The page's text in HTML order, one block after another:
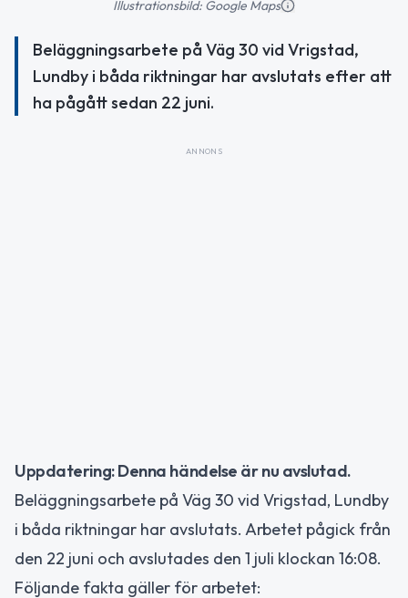
Illustrationsbild: Google Maps
Beläggningsarbete på Väg 30 vid Vrigstad,
Lundby i båda riktningar har avslutats efter att
ha pågått sedan 22 juni.
ANNONS
Uppdatering: Denna händelse är nu avslutad.
Beläggningsarbete på Väg 30 vid Vrigstad, Lundby
i båda riktningar har avslutats. Arbetet pågick från
den 22 juni och avslutades den 1 juli klockan 16:08.
Följande fakta gäller för arbetet: